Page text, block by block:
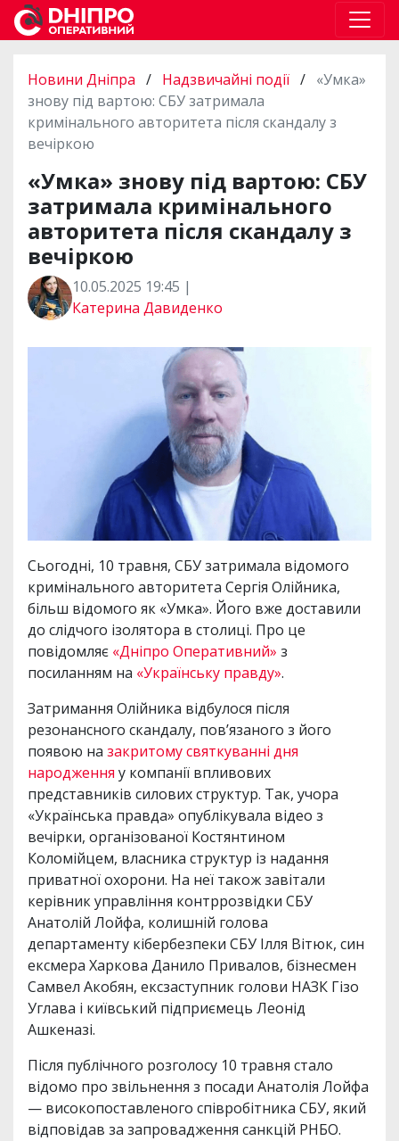
Новини Дніпра / Надзвичайні події / «Умка»
знову під вартою: СБУ затримала
кримінального авторитета після скандалу з
вечіркою
«Умка» знову під вартою: СБУ
затримала кримінального
авторитета після скандалу з
вечіркою
10.05.2025 19:45 |
Катерина Давиденко
Сьогодні, 10 травня, СБУ затримала відомого
кримінального авторитета Сергія Олійника,
більш відомого як «Умка». Його вже доставили
до слідчого ізолятора в столиці. Про це
повідомляє «Дніпро Оперативний» з
посиланням на «Українську правду».
Затримання Олійника відбулося після
резонансного скандалу, пов’язаного з його
появою на закритому святкуванні дня
народження у компанії впливових
представників силових структур. Так, учора
«Українська правда» опублікувала відео з
вечірки, організованої Костянтином
Коломійцем, власника структур із надання
приватної охорони. На неї також завітали
керівник управління контррозвідки СБУ
Анатолій Лойфа, колишній голова
департаменту кібербезпеки СБУ Ілля Вітюк, син
ексмера Харкова Данило Привалов, бізнесмен
Самвел Акобян, ексзаступник голови НАЗК Гізо
Углава і київський підприємець Леонід
Ашкеназі.
Після публічного розголосу 10 травня стало
відомо про звільнення з посади Анатолія Лойфа
— високопоставленого співробітника СБУ, який
відповідав за запровадження санкцій РНБО.